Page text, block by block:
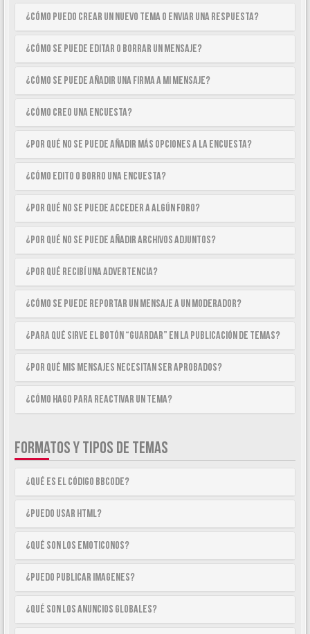
¿Cómo puedo crear un nuevo tema o enviar una respuesta?
¿Cómo se puede editar o borrar un mensaje?
¿Cómo se puede añadir una firma a mi mensaje?
¿Cómo creo una encuesta?
¿Por qué no se puede añadir más opciones a la encuesta?
¿Cómo edito o borro una encuesta?
¿Por qué no se puede acceder a algún foro?
¿Por qué no se puede añadir archivos adjuntos?
¿Por qué recibí una advertencia?
¿Cómo se puede reportar un mensaje a un moderador?
¿Para qué sirve el botón “Guardar” en la publicación de temas?
¿Por qué mis mensajes necesitan ser aprobados?
¿Cómo hago para reactivar un tema?
FORMATOS Y TIPOS DE TEMAS
¿Qué es el código BBCode?
¿Puedo usar HTML?
¿Qué son los emoticonos?
¿Puedo publicar imagenes?
¿Qué son los anuncios globales?